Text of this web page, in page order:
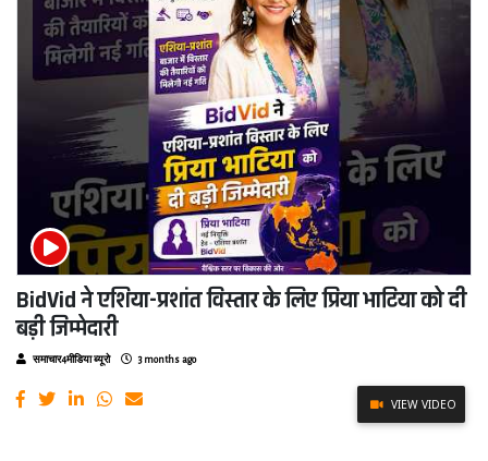
BidVid ने एशिया-प्रशांत विस्तार के लिए प्रिया भाटिया को दी
बड़ी जिम्मेदारी
समाचार4मीडिया ब्यूरो 3 months ago
VIEW VIDEO